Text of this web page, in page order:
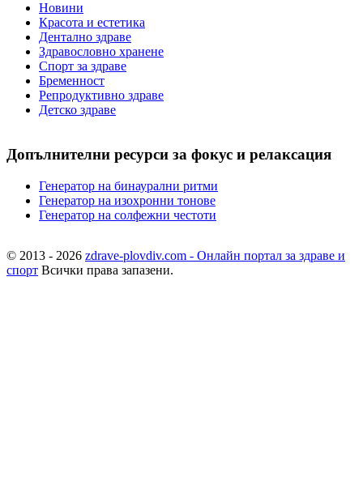
Новини
Красота и естетика
Дентално здраве
Здравословно хранене
Спорт за здраве
Бременност
Репродуктивно здраве
Детско здраве
Допълнителни ресурси за фокус и релаксация
Генератор на бинаурални ритми
Генератор на изохронни тонове
Генератор на солфежни честоти
© 2013 - 2026 zdrave-plovdiv.com - Онлайн портал за здраве и
спорт Всички права запазени.